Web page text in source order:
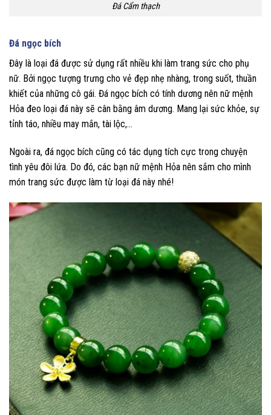
Đá Cẩm thạch
Đá ngọc bích
Đây là loại đá được sử dụng rất nhiều khi làm trang sức cho phụ
nữ. Bởi ngọc tượng trưng cho vẻ đẹp nhẹ nhàng, trong suốt, thuần
khiết của những cô gái. Đá ngọc bích có tính dương nên nữ mệnh
Hỏa đeo loại đá này sẽ cân bằng âm dương. Mang lại sức khỏe, sự
tỉnh táo, nhiều may mắn, tài lộc,…
Ngoài ra, đá ngọc bích cũng có tác dụng tích cực trong chuyện
tình yêu đôi lứa. Do đó, các bạn nữ mệnh Hỏa nên sắm cho mình
món trang sức được làm từ loại đá này nhé!